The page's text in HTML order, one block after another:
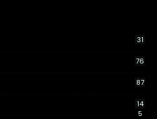
31
76
87
14
5